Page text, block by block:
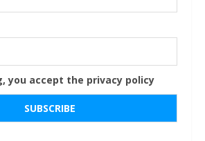
you accept the privacy policy